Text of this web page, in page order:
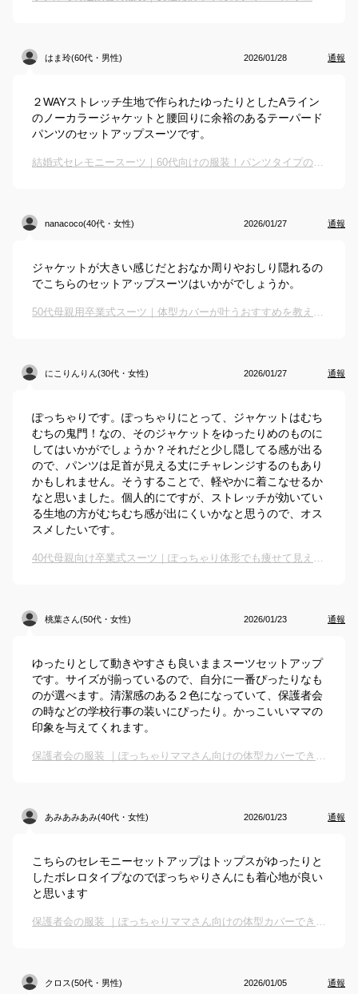
はま玲(60代・男性) 2026/01/28 通報
２WAYストレッチ生地で作られたゆったりとしたAライン
のノーカラージャケットと腰回りに余裕のあるテーパード
パンツのセットアップスーツです。
結婚式セレモニースーツ｜60代向けの服装！パンツタイプのスーツで人気のおすすめは？
nanacoco(40代・女性) 2026/01/27 通報
ジャケットが大きい感じだとおなか周りやおしり隠れるの
でこちらのセットアップスーツはいかがでしょうか。
50代母親用卒業式スーツ｜体型カバーが叶うおすすめを教えて！
にこりんりん(30代・女性) 2026/01/27 通報
ぽっちゃりです。ぽっちゃりにとって、ジャケットはむち
むちの鬼門！なの、そのジャケットをゆったりめのものに
してはいかがでしょうか？それだと少し隠してる感が出る
ので、パンツは足首が見える丈にチャレンジするのもあり
かもしれません。そうすることで、軽やかに着こなせるか
なと思いました。個人的にですが、ストレッチが効いてい
る生地の方がむちむち感が出にくいかなと思うので、オス
スメしたいです。
40代母親向け卒業式スーツ｜ぽっちゃり体形でも痩せて見えるプチプラのおすすめは？
桃葉さん(50代・女性) 2026/01/23 通報
ゆったりとして動きやすさも良いままスーツセットアップ
です。サイズが揃っているので、自分に一番ぴったりなも
のが選べます。清潔感のある２色になっていて、保護者会
の時などの学校行事の装いにぴったり。かっこいいママの
印象を与えてくれます。
保護者会の服装 ｜ぽっちゃりママさん向けの体型カバーできて好印象な服でおすすめは？
あみあみあみ(40代・女性) 2026/01/23 通報
こちらのセレモニーセットアップはトップスがゆったりと
したボレロタイプなのでぽっちゃりさんにも着心地が良い
と思います
保護者会の服装 ｜ぽっちゃりママさん向けの体型カバーできて好印象な服でおすすめは？
クロス(50代・男性) 2026/01/05 通報